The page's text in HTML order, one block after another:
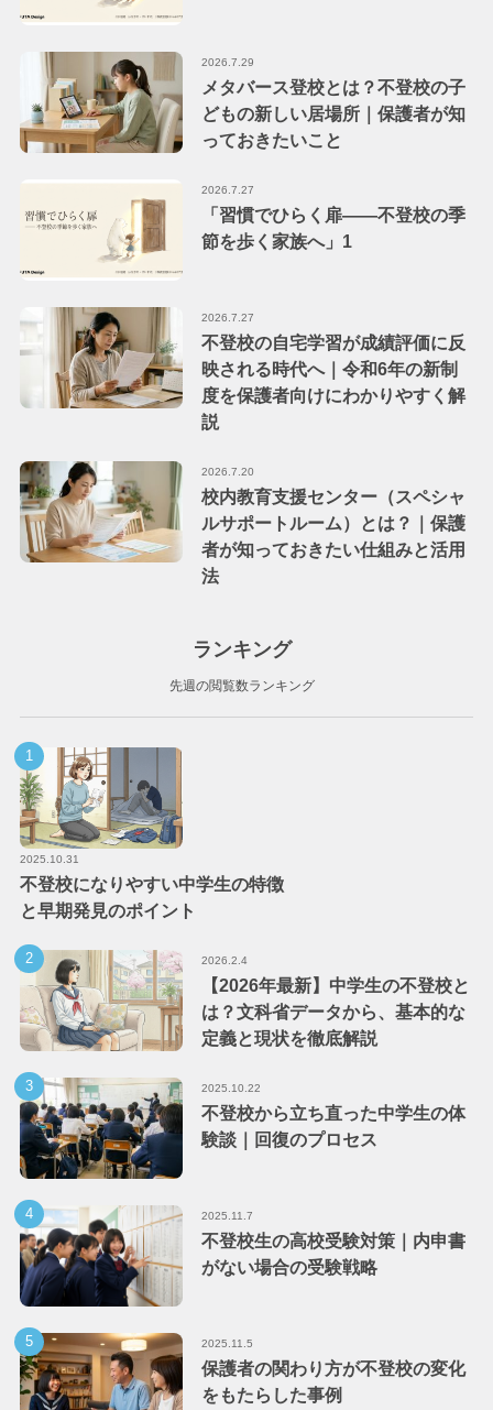
メタバース登校とは？不登校の子
どもの新しい居場所｜保護者が知
っておきたいこと
2026.7.29
「習慣でひらく扉――不登校の季
節を歩く家族へ」1
2026.7.27
不登校の自宅学習が成績評価に反
映される時代へ｜令和6年の新制
度を保護者向けにわかりやすく解
説
2026.7.27
校内教育支援センター（スペシャ
ルサポートルーム）とは？｜保護
者が知っておきたい仕組みと活用
法
2026.7.20
ランキング
先週の閲覧数ランキング
不登校になりやすい中学生の特徴
と早期発見のポイント
2025.10.31
【2026年最新】中学生の不登校と
は？文科省データから、基本的な
定義と現状を徹底解説
2026.2.4
不登校から立ち直った中学生の体
験談｜回復のプロセス
2025.10.22
不登校生の高校受験対策｜内申書
がない場合の受験戦略
2025.11.7
保護者の関わり方が不登校の変化
をもたらした事例
2025.11.5